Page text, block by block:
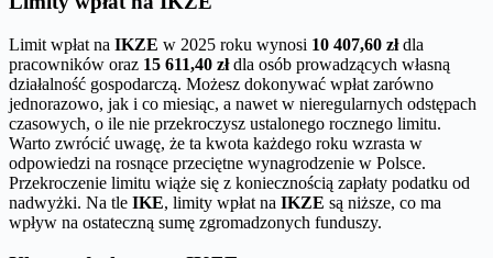
Limit wpłat na IKZE w 2025 roku wynosi 10 407,60 złdla
pracowników oraz 15 611,40 złdla osób prowadzących własną
działalność gospodarczą. Możesz dokonywać wpłat zarówno
jednorazowo, jak i co miesiąc, a nawet w nieregularnych odstępach
czasowych, o ile nie przekroczysz ustalonego rocznego limitu.
Warto zwrócić uwagę, że ta kwota każdego roku wzrasta w
odpowiedzi na rosnące przeciętne wynagrodzenie w Polsce.
Przekroczenie limitu wiąże się z koniecznością zapłaty podatku od
nadwyżki. Na tle IKE, limity wpłat na IKZE są niższe, co ma
wpływ na ostateczną sumę zgromadzonych funduszy.